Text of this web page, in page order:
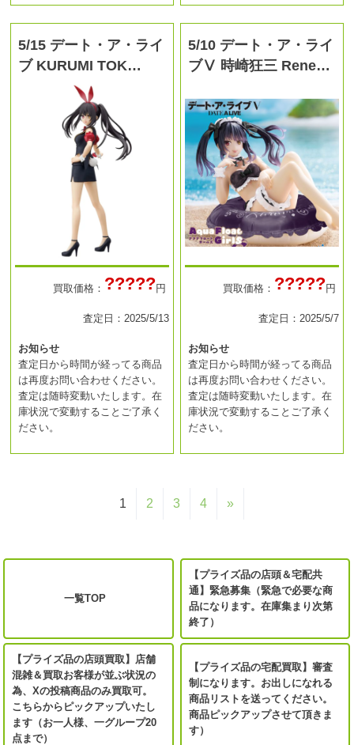
5/15 デート・ア・ライ
ブ KURUMI TOK…
買取価格： ?????円
査定日：2025/5/13
お知らせ
査定日から時間が経ってる商品
は再度お問い合わせください。
査定は随時変動いたします。在
庫状況で変動することご了承く
ださい。
5/10 デート・ア・ライ
ブⅤ 時崎狂三 Rene…
買取価格： ?????円
査定日：2025/5/7
お知らせ
査定日から時間が経ってる商品
は再度お問い合わせください。
査定は随時変動いたします。在
庫状況で変動することご了承く
ださい。
1 2 3 4 »
一覧TOP
【プライズ品の店頭＆宅配共
通】緊急募集（緊急で必要な商
品になります。在庫集まり次第
終了）
【プライズ品の店頭買取】店舗
混雑＆買取お客様が並ぶ状況の
為、Xの投稿商品のみ買取可。
こちらからピックアップいたし
ます（お一人様、一グループ20
点まで）
【プライズ品の宅配買取】審査
制になります。お出しになれる
商品リストを送ってください。
商品ピックアップさせて頂きま
す）